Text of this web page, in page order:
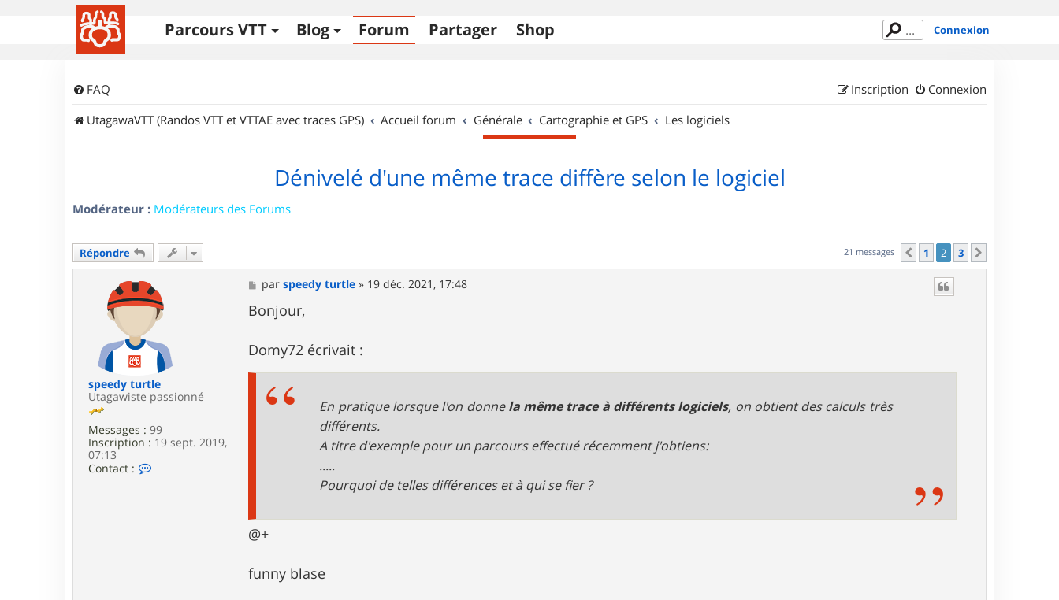
Parcours VTT Blog Forum Partager Shop Connexion
FAQ Connexion
Inscription
UtagawaVTT (Randos VTT et VTTAE avec traces GPS)
Accueil forum Générale Cartographie et GPS Les logiciels
Dénivelé d'une même trace diffère selon le logiciel
Modérateur : Modérateurs des Forums
Répondre 21 messages Précédent
1 2 3
speedy turtle
Utagawiste passionné
Messages : 99
Inscription : 19 sept. 2019,
07:13
Contact :
M
e
s
s
g
e
parspeedy turtle » 19 déc. 2021, 17:48
Bonjour,
Domy72 écrivait :
En pratique lorsque l'on donnela même trace à différents logiciels, on obtient des calculs très
différents.
A titre d'exemple pour un parcours effectué récemment j'obtiens:
.....
Pourquoi de telles différences et à qui se fier ?
@+
funny blase